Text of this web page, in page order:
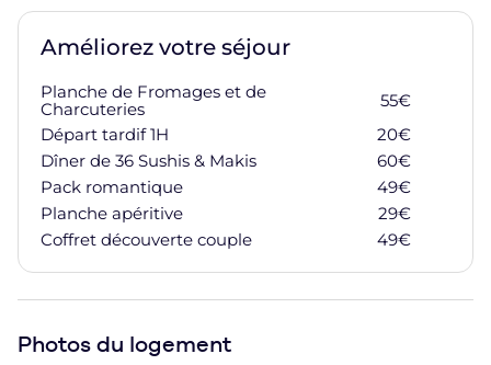
Améliorez votre séjour
Planche de Fromages et de
Charcuteries
55€
Départ tardif 1H
20€
Dîner de 36 Sushis & Makis
60€
Pack romantique
49€
Planche apéritive
29€
Coffret découverte couple
49€
Photos du logement